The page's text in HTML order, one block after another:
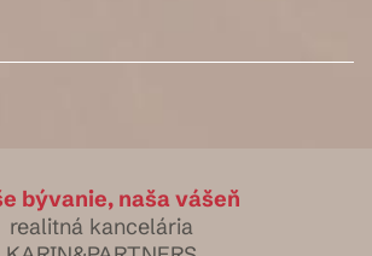
bývanie, naša vášeň
realitná kancelária